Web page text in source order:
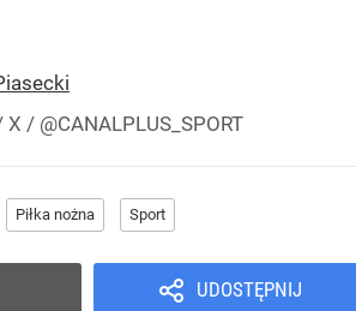
X / @CANALPLUS_SPORT
Piłka nożna Sport
UDOSTĘPNIJ